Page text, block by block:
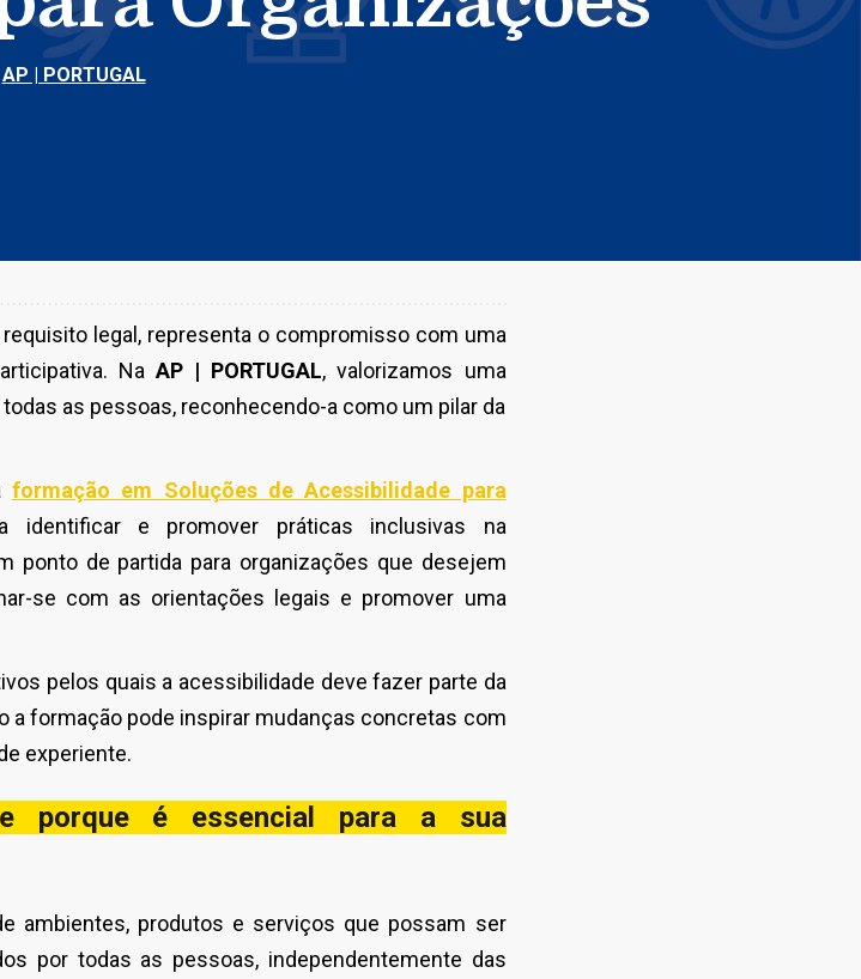
AP | PORTUGAL
legal, representa o compromisso com uma
Na AP | PORTUGAL, valorizamos uma
as pessoas, reconhecendo-a como um pilar da
formação em Soluções de Acessibilidade para
identificar e promover práticas inclusivas na
ponto de partida para organizações que desejem
se com as orientações legais e promover uma
pelos quais a acessibilidade deve fazer parte da
a formação pode inspirar mudanças concretas com
experiente.
porque é essencial para a sua
ambientes, produtos e serviços que possam ser
por todas as pessoas, independentemente das